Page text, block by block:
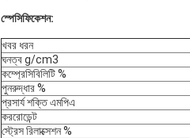
স্পেসিফিকেশন:
খবর ধরন
ঘনত্ব g/cm3
কম্প্রেসিবিলিটি %
পুনরুদ্ধার %
প্রসার্য শক্তি এমপিএ
কররোডেন্ট
স্ট্রেস রিলাক্সেশন %